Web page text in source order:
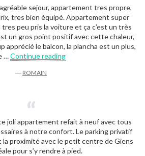
sejour, appartement tres propre,
tres bien équipé. Appartement super
peu pris la voiture et ça c’est un très
un gros point positif avec cette chaleur,
apprécié le balcon, la plancha est un plus,
…Continue reading“Romain”
― ROMAIN
joli appartement refait à neuf avec tous
à notre confort. Le parking privatif
la proximité avec le petit centre de Giens
pour s’y rendre à pied.